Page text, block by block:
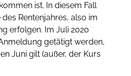
ist. In diesem Fall
Rentenjahres, also im
erfolgen. Im Juli 2020
getätigt werden,
Juni gilt (außer, der Kurs